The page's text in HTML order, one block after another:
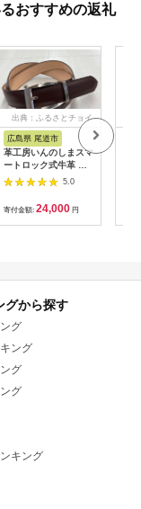
おすすめの返礼
出典：ふるさとチョイ
広島県 尾道市
革工房いんのしまスマ
ートロック式牛革 ベ
ルト【色：チョコ】
5.0
寄付金額: 24,000 円
グから探す
グ
ング
グ
グ
キング